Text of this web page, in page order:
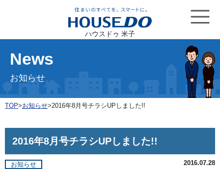
ハウスドゥ 米子
News
お知らせ
TOP>お知らせ>2016年8月号チラシUPしました!!
2016年8月号チラシUPしました!!
お知らせ 2016.07.28